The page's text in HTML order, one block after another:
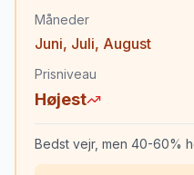
Måneder
Juni, Juli, August
Prisniveau
Højest
Bedst vejr, men 40-60%